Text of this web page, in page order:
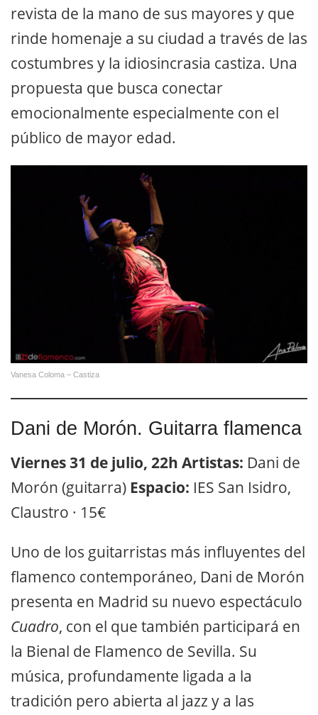
revista de la mano de sus mayores y que
rinde homenaje a su ciudad a través de las
costumbres y la idiosincrasia castiza. Una
propuesta que busca conectar
emocionalmente especialmente con el
público de mayor edad.
Vanesa Coloma – Castiza
Dani de Morón. Guitarra flamenca
Viernes 31 de julio, 22h Artistas: Dani de
Morón (guitarra) Espacio: IES San Isidro,
Claustro · 15€
Uno de los guitarristas más influyentes del
flamenco contemporáneo, Dani de Morón
presenta en Madrid su nuevo espectáculo
Cuadro, con el que también participará en
la Bienal de Flamenco de Sevilla. Su
música, profundamente ligada a la
tradición pero abierta al jazz y a las